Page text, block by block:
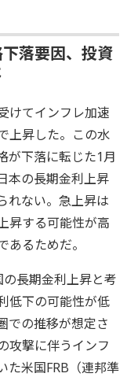
落要因、投資
けてインフレ加速
上昇した。この水
が下落に転じた1月
本の長期金利上昇
れない。急上昇は
昇する可能性が高
るためだ。
長期金利上昇と考
低下の可能性が低
での推移が想定さ
攻撃に伴うインフ
た米国FRB（連邦準